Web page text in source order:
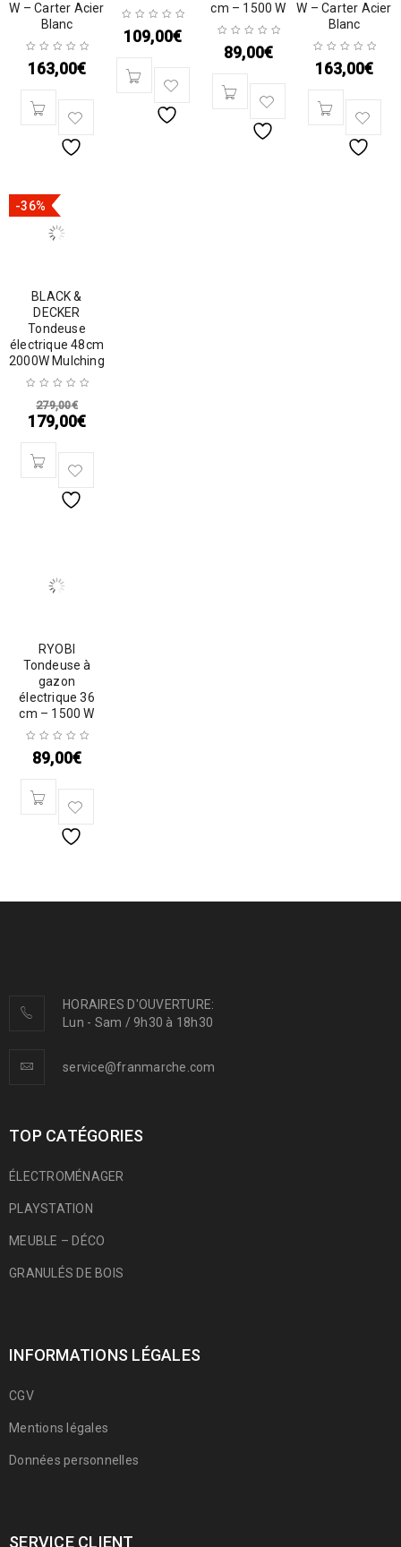
W – Carter Acier
Blanc
163,00€
109,00€
cm – 1500 W
89,00€
W – Carter Acier
Blanc
163,00€
-36%
BLACK &
DECKER
Tondeuse
électrique 48cm
2000W Mulching
279,00€
179,00€
RYOBI
Tondeuse à
gazon
électrique 36
cm – 1500 W
89,00€
HORAIRES D'OUVERTURE:
Lun - Sam / 9h30 à 18h30
service@franmarche.com
TOP CATÉGORIES
ÉLECTROMÉNAGER
PLAYSTATION
MEUBLE – DÉCO
GRANULÉS DE BOIS
INFORMATIONS LÉGALES
CGV
Mentions légales
Données personnelles
SERVICE CLIENT